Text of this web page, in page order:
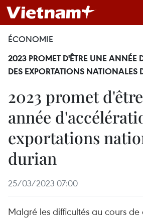
ÉCONOMIE
2023 PROMET D'ÊTRE UNE ANNÉE
DES EXPORTATIONS NATIONALES
2023 promet
année
exportations
durian
25/03/2023 07:00
Malgré les difficultés au cours de